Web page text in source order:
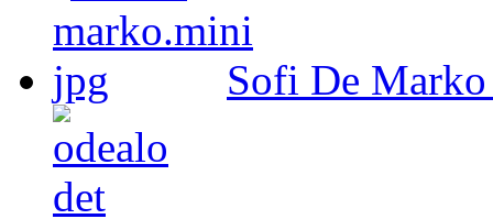
Sofi De